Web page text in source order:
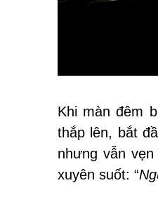
Khi màn đêm
thắp lên, bắt
nhưng vẫn
xuyên suốt: “